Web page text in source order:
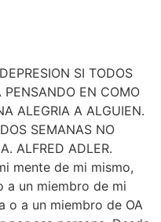
SI TODOS
PENSANDO EN COMO
ALEGRIA A ALGUIEN.
SEMANAS NO
ALFRED ADLER.
mente de mi mismo,
a un miembro de mi
o a un miembro de OA